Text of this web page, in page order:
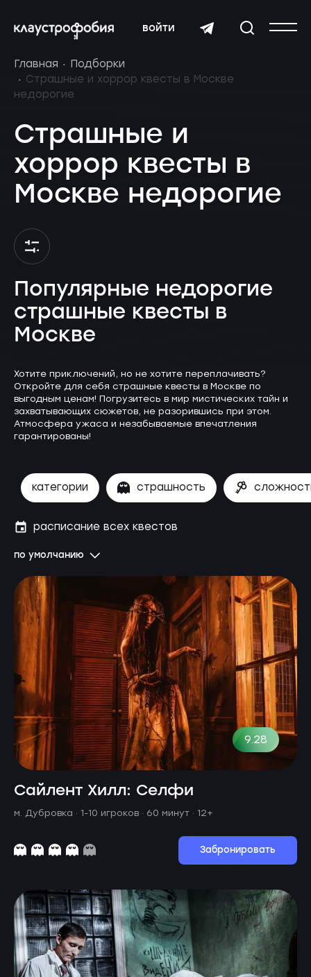
войти
Главная
Подборки
Страшные и хоррор квесты в Москве
недорогие
Страшные и
хоррор квесты в
Москве недорогие
Популярные недорогие
страшные квесты в
Москве
Хотите приключений, но не хотите переплачивать?
Откройте для себя страшные квесты в Москве по
выгодным ценам! Погрузитесь в мир мистических тайн и
захватывающих сюжетов, не разорившись при этом.
Атмосфера ужаса и незабываемые впечатления
гарантированы!
категории страшность
по умолчанию
расписание всех квестов
9.28
Сайлент Хилл: Селфи
м. Дубровка · 1-10 игроков · 60 минут · 12+
Забронировать